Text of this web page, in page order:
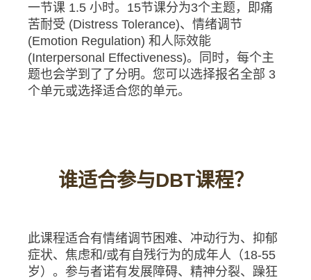
一节课 1.5 小时。15节课分为3个主题，即痛
苦耐受 (Distress Tolerance)、情绪调节
(Emotion Regulation) 和人际效能
(Interpersonal Effectiveness)。同时，每个主
题也会学到了了分明。您可以选择报名全部 3
个单元或选择适合您的单元。
谁适合参与DBT课程？
此课程适合有情绪调节困难、冲动行为、抑郁
症状、焦虑和/或有自残行为的成年人（18-55
岁）。参与者诺有发展障碍、精神分裂、躁狂